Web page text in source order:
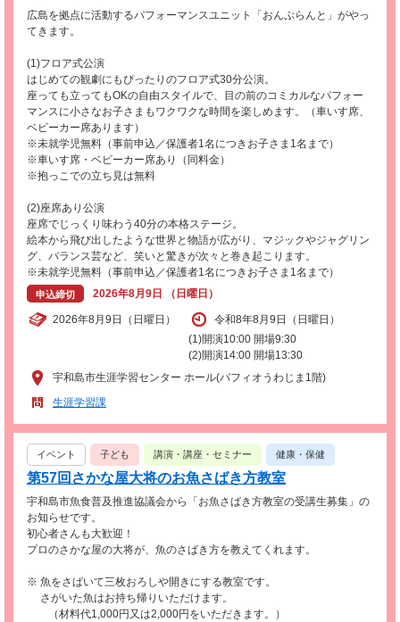
広島を拠点に活動するパフォーマンスユニット「おんぷらんと」がやっ
てきます。
(1)フロア式公演
はじめての観劇にもぴったりのフロア式30分公演。
座っても立ってもOKの自由スタイルで、目の前のコミカルなパフォー
マンスに小さなお子さまもワクワクな時間を楽しめます。（車いす席、
ベビーカー席あります）
※未就学児無料（事前申込／保護者1名につきお子さま1名まで）
※車いす席・ベビーカー席あり（同料金）
※抱っこでの立ち見は無料
(2)座席あり公演
座席でじっくり味わう40分の本格ステージ。
絵本から飛び出したような世界と物語が広がり、マジックやジャグリン
グ、バランス芸など、笑いと驚きが次々と巻き起こります。
※未就学児無料（事前申込／保護者1名につきお子さま1名まで）
申込締切 2026年8月9日 （日曜日）
2026年8月9日（日曜日）
令和8年8月9日（日曜日）
(1)開演10:00 開場9:30
(2)開演14:00 開場13:30
宇和島市生涯学習センター ホール(パフィオうわじま1階)
生涯学習課
イベント 子ども 講演・講座・セミナー 健康・保健
第57回さかな屋大将のお魚さばき方教室
宇和島市魚食普及推進協議会から「お魚さばき方教室の受講生募集」の
お知らせです。
初心者さんも大歓迎！
プロのさかな屋の大将が、魚のさばき方を教えてくれます。
※ 魚をさばいて三枚おろしや開きにする教室です。
さがいた魚はお持ち帰りいただけます。
（材料代1,000円又は2,000円をいただきます。）